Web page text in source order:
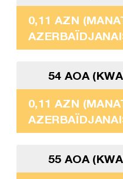
0,11 AZN
54 AOA
0,11 AZN
55 AOA